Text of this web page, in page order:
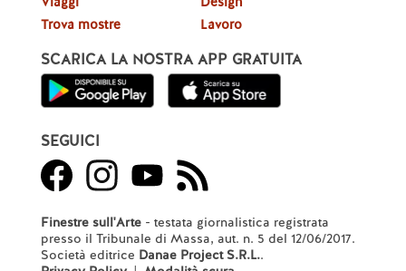
Trova mostre
Lavoro
SCARICA LA NOSTRA APP GRATUITA
SEGUICI
Finestre sull'Arte- testata giornalistica registrata
presso il Tribunale di Massa, aut. n. 5 del 12/06/2017.
Società editrice Danae Project S.R.L..